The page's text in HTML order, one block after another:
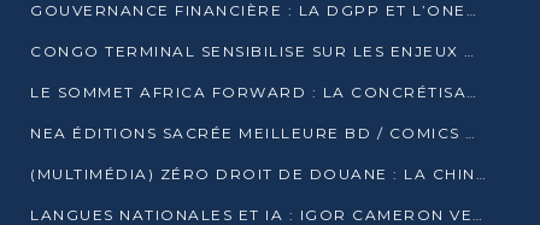
GOUVERNANCE FINANCIÈRE : LA DGPP ET L’ONEC-C VERS UN PARTENARIAT POUR ASSAINIR LES ENTREPRISES PUBLIQUES
CONGO TERMINAL SENSIBILISE SUR LES ENJEUX DE LA SANTÉ MENTALE EN
LE SOMMET AFRICA FORWARD : LA CONCRÉTISATION DE PARTENARIATS ÉQUILIBRÉS ET TOURNÉS VERS L’AVENIR ENTRE LE CONTINENT AFRICAIN ET LA FRANCE
NEA ÉDITIONS SACRÉE MEILLEURE BD / COMICS D’AFRIQUE AU KENYA
(MULTIMÉDIA) ZÉRO DROIT DE DOUANE : LA CHINE ET L’AFRIQUE VERS UNE PROXIMITÉ SANS PRÉCÉDENT (PAPIER GÉNÉRAL)
LANGUES NATIONALES ET IA : IGOR CAMERON VEUT ARRIMER LA STRATÉGIE IA À LA LOI SUR LA RECHERCHE